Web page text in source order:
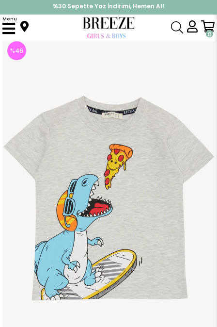
%30 Sepette Yaz İndirimi, Hemen Al!
İndirimlere ek %10 İndirimi Kap, Hemen Üye Ol!
0
Menu
Anasayfa Üst Giyim Tişört Erkek Bebek Tişört Pizza Yiyen Mutlu Dinozor Baskılı Açık Gri Melanj (2 Yaş)
%46